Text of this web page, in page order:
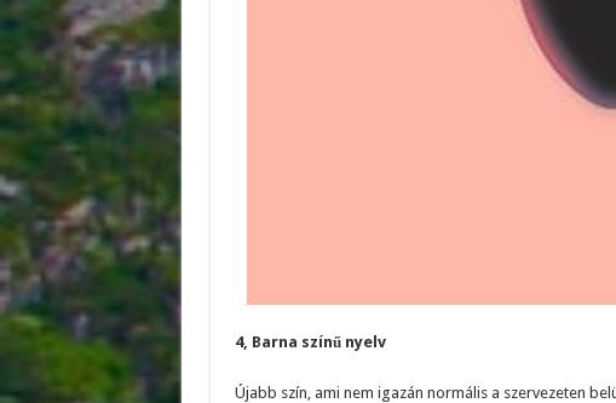
4, Barna színű nyelv
Újabb szín, ami nem igazán normális a szervezeten